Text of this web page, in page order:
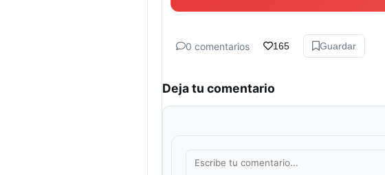
0 comentarios 165 Guardar
Deja tu comentario